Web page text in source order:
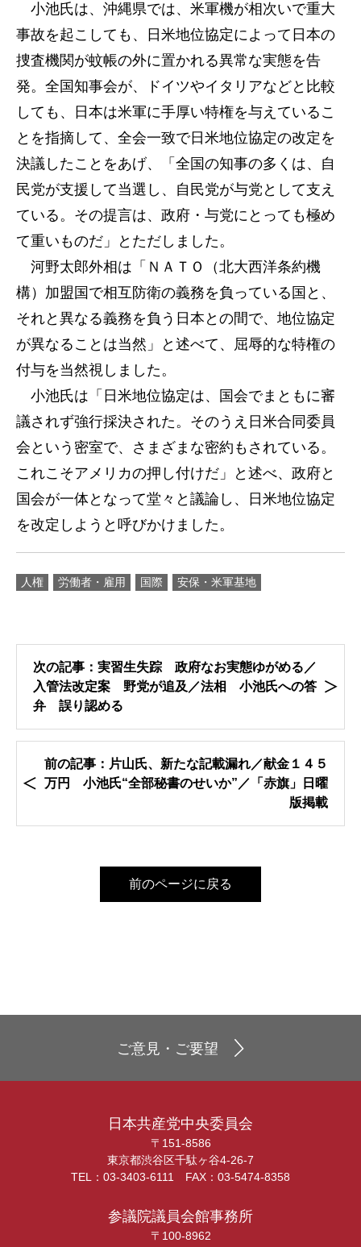
小池氏は、沖縄県では、米軍機が相次いで重大
事故を起こしても、日米地位協定によって日本の
捜査機関が蚊帳の外に置かれる異常な実態を告
発。全国知事会が、ドイツやイタリアなどと比較
しても、日本は米軍に手厚い特権を与えているこ
とを指摘して、全会一致で日米地位協定の改定を
決議したことをあげ、「全国の知事の多くは、自
民党が支援して当選し、自民党が与党として支え
ている。その提言は、政府・与党にとっても極め
て重いものだ」とただしました。
河野太郎外相は「ＮＡＴＯ（北大西洋条約機
構）加盟国で相互防衛の義務を負っている国と、
それと異なる義務を負う日本との間で、地位協定
が異なることは当然」と述べて、屈辱的な特権の
付与を当然視しました。
小池氏は「日米地位協定は、国会でまともに審
議されず強行採決された。そのうえ日米合同委員
会という密室で、さまざまな密約もされている。
これこそアメリカの押し付けだ」と述べ、政府と
国会が一体となって堂々と議論し、日米地位協定
を改定しようと呼びかけました。
人権 労働者・雇用 国際 安保・米軍基地
次の記事：実習生失踪 政府なお実態ゆがめる／
入管法改定案 野党が追及／法相 小池氏への答
弁 誤り認める
前の記事：片山氏、新たな記載漏れ／献金１４５
万円 小池氏“全部秘書のせいか”／「赤旗」日曜
版掲載
前のページに戻る
ご意見・ご要望
日本共産党中央委員会
〒151-8586
東京都渋谷区千駄ヶ谷4-26-7
TEL：03-3403-6111 FAX：03-5474-8358
参議院議員会館事務所
〒100-8962